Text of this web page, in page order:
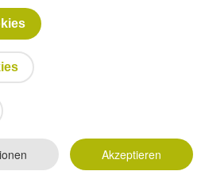
besuchen
Sie sich über die aktuellen
des Programms "Soziale Stadt"
informieren.
Akzeptieren